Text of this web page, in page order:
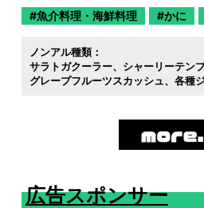
魚介料理・海鮮料理 かに
ノンアル種類：
サラトガクーラー
シャーリーテン
グレープフルーツスカッシュ
各種
広告スポンサー